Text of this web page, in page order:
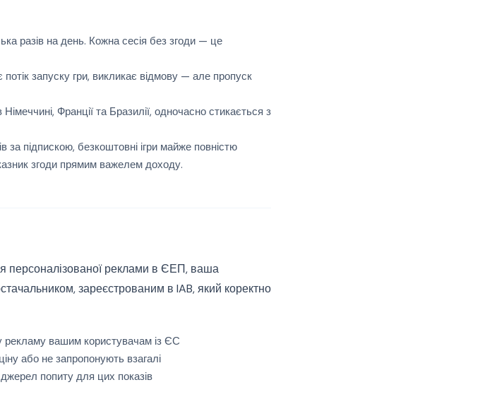
разів на день. Кожна сесія без згоди — це
запуску гри, викликає відмову — але пропуск
Франції та Бразилії, одночасно стикається з
за підпискою, безкоштовні ігри майже повністю
згоди прямим важелем доходу.
персоналізованої реклами в ЄЕП, ваша
зареєстрованим в IAB, який коректно
рекламу вашим користувачам із ЄС
або не запропонують взагалі
попиту для цих показів